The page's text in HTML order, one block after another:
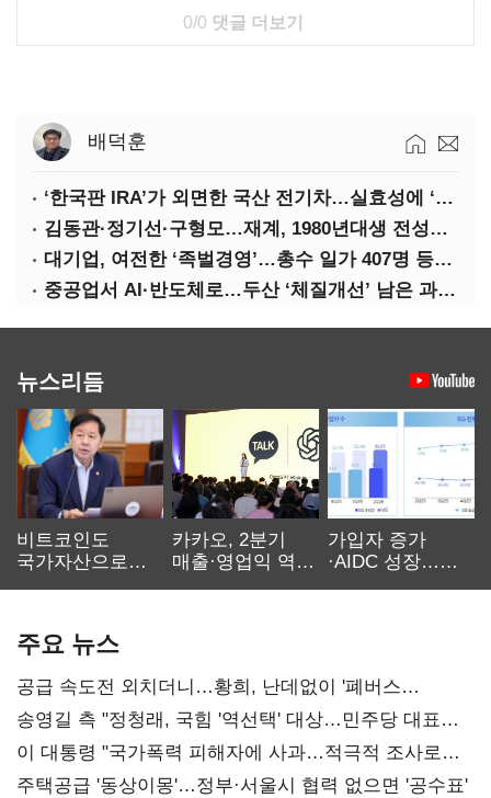
0/0 댓글 더보기
배덕훈
‘한국판 IRA’가 외면한 국산 전기차…실효성에 ‘의문’
김동관·정기선·구형모…재계, 1980년대생 전성시대
대기업, 여전한 ‘족벌경영’…총수 일가 407명 등기임원
중공업서 AI·반도체로…두산 ‘체질개선’ 남은 과제는
뉴스리듬
비트코인도
국가자산으로…'
카카오, 2분기
매출·영업익 역대
가입자 증가
·AIDC 성장…
주요 뉴스
공급 속도전 외치더니…황희, 난데없이 '폐버스
리모델링' 제안
송영길 측 "정청래, 국힘 '역선택' 대상…민주당 대표로
총선 지휘 못해"
이 대통령 "국가폭력 피해자에 사과…적극적 조사로
진실 밝혀야"
주택공급 '동상이몽'…정부·서울시 협력 없으면 '공수표'